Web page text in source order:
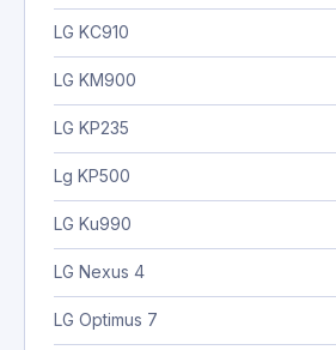
LG KC910
LG KM900
LG KP235
Lg KP500
LG Ku990
LG Nexus 4
LG Optimus 7